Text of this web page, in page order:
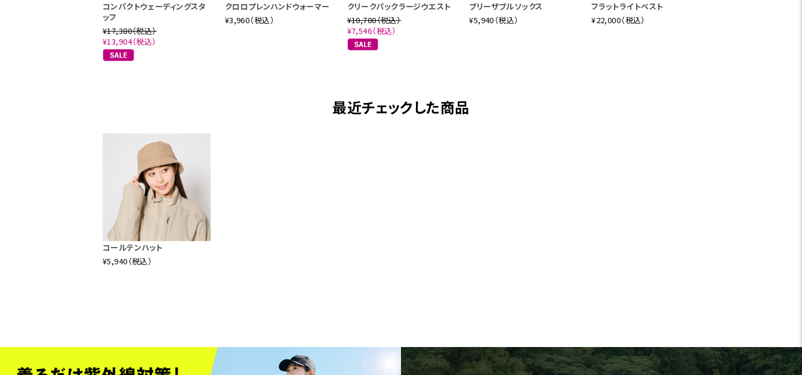
コンパクトウェーディングスタ
ッフ
¥17,380（税込）
¥13,904（税込）
クロロプレンハンドウォーマー
¥3,960（税込）
クリークパックラージウエスト
¥10,780（税込）
¥7,546（税込）
ブリーザブルソックス
¥5,940（税込）
フラットライトベスト
¥22,000（税込）
最近チェックした商品
コールテンハット
¥5,940（税込）